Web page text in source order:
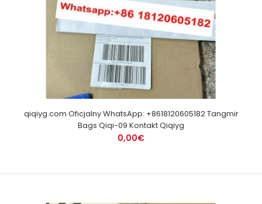
qiqiyg.com Oficjalny WhatsApp: +8618120605182 Tangmir
Bags Qiqi-09 Kontakt Qiqiyg
0,00€